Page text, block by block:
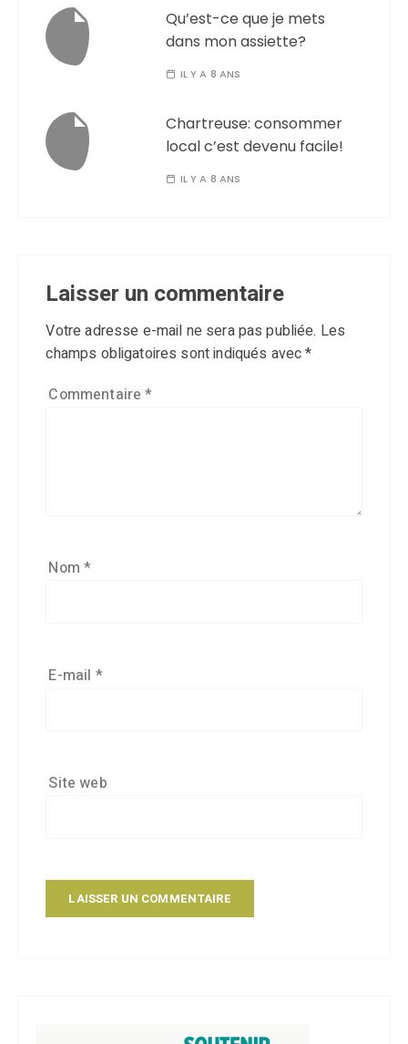
Qu’est-ce que je mets
dans mon assiette?
IL Y A 8 ANS
Chartreuse: consommer
local c’est devenu facile!
IL Y A 8 ANS
Laisser un commentaire
Votre adresse e-mail ne sera pas publiée. Les
champs obligatoires sont indiqués avec*
Commentaire*
Nom*
E-mail *
Site web